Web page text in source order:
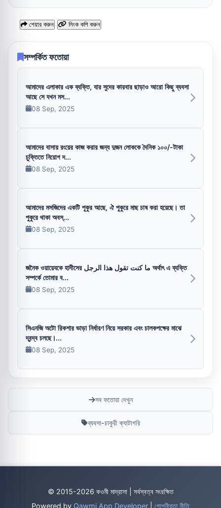
শেয়ার করুন লিংক কপি করুন
সম্পর্কিত ফতোয়া
আমাদের এলাকার এক ব্যক্তি, যার সুদের কারবার ছাড়াও আরো কিছু ব্যবসা
আছে সে যখন মস...
08 Sep, 2025
আমাদের বাসায় রংয়ের কাজ করার জন্য দুজন লোককে দৈনিক ১০০/-টাকা
চুক্তিতে নিয়োগ দ...
08 Sep, 2025
আমাদের মসজিদের একটি পুকুর আছে, ঐ পুকুরে মাছ চাষ করা হয়েছে। তা
পুকুরে থাকা অবস্...
08 Sep, 2025
জনৈক ওয়ায়েযকে হাদীসের ما كنت تقول هذا الرجل অর্থাৎ এ ব্যক্তি
সম্পর্কে তোমার ব...
08 Sep, 2025
সিএনজি অটো রিকশার ভাড়া নির্ধারণ নিয়ে সরকার এবং চালকপক্ষের মাঝে
দ্বন্দ্ব চলছে।...
08 Sep, 2025
সব ফতোয়া দেখুন
ব্যবসা-চাকুরী ক্যাটাগরি
© 2015-2026 কওমী মাদ্রাসা | সর্বস্বত্ব সংরক্ষিত
Powered by Qawmi App Developer গোপনীয়তা নীতি